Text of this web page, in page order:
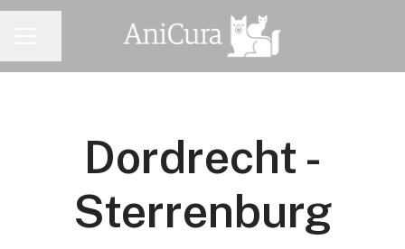
Dordrecht -
Sterrenburg